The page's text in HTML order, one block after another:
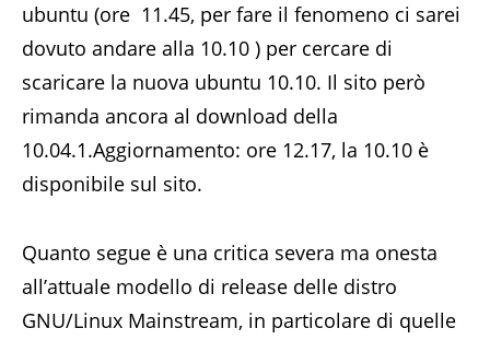
ubuntu (ore 11.45, per fare il fenomeno ci sarei
dovuto andare alla 10.10 ) per cercare di
scaricare la nuova ubuntu 10.10. Il sito però
rimanda ancora al download della
10.04.1.Aggiornamento: ore 12.17, la 10.10 è
disponibile sul sito.
Quanto segue è una critica severa ma onesta
all’attuale modello di release delle distro
GNU/Linux Mainstream, in particolare di quelle